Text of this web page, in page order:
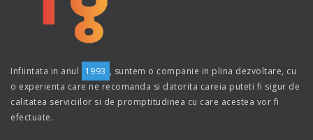
Infiintata in anul 1993 , suntem o companie in plina dezvoltare, cu
o experienta care ne recomanda si datorita careia puteti fi sigur de
calitatea serviciilor si de promptitudinea cu care acestea vor fi
efectuate.